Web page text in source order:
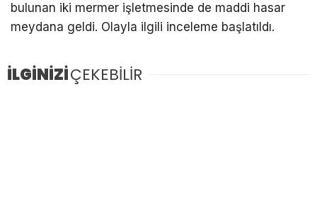
bulunan iki mermer işletmesinde de maddi hasar
meydana geldi. Olayla ilgili inceleme başlatıldı.
İLGİNİZİÇEKEBİLİR